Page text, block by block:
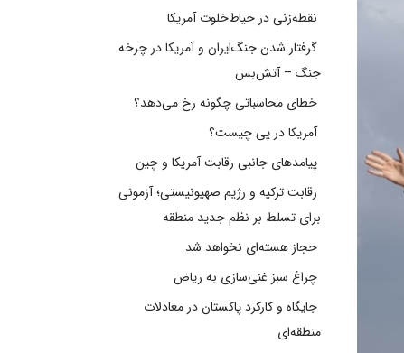
نقطه‌زنی در حیاط‌خلوت آمریکا
گرفتار شدن جنگ‌ایران و آمریکا در چرخه
جنگ – آتش‌بس
خطای محاسباتی چگونه رخ می‌دهد؟
آمریکا در پی چیست؟
پیامدهای جانبی رقابت آمریکا و چین
رقابت ترکیه و رژیم صهیونیستی؛ آزمونی
برای تسلط بر نظم جدید منطقه
حجاز هسته‌ای نخواهد شد
چراغ سبز غنی‌سازی به ریاض
جایگاه و کارکرد پاکستان در معادلات
منطقه‌ای